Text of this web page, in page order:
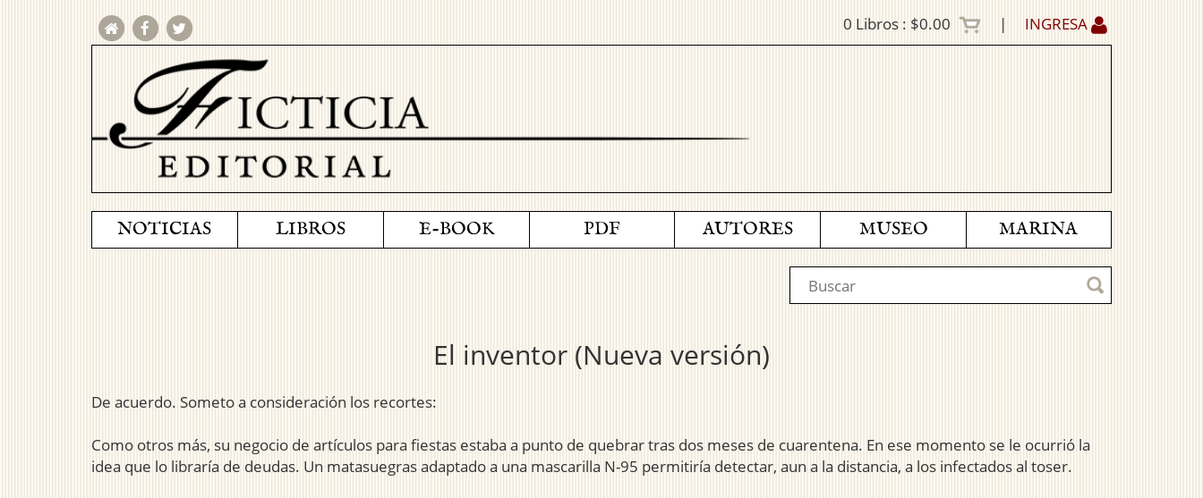
0 Libros : $0.00 | INGRESA
NOTICIAS LIBROS E-BOOK PDF AUTORES MUSEO MARINA
El inventor (Nueva versión)
De acuerdo. Someto a consideración los recortes:
Como otros más, su negocio de artículos para fiestas estaba a punto de quebrar tras dos meses de cuarentena. En ese momento se le ocurrió la
idea que lo libraría de deudas. Un matasuegras adaptado a una mascarilla N-95 permitiría detectar, aun a la distancia, a los infectados al toser.